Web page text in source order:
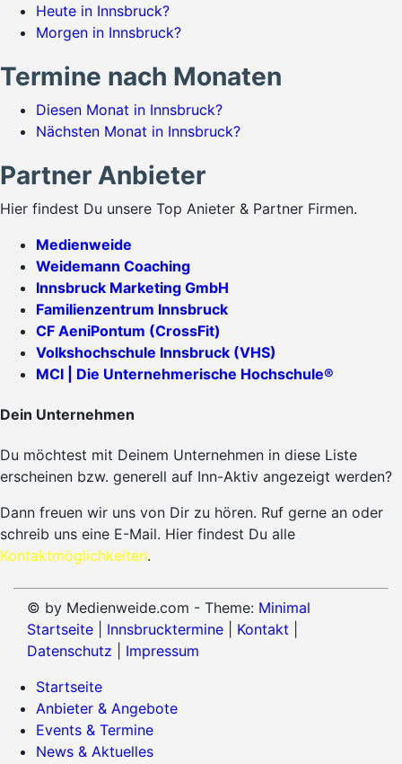
Heute in Innsbruck?
Morgen in Innsbruck?
Termine nach Monaten
Diesen Monat in Innsbruck?
Nächsten Monat in Innsbruck?
Partner Anbieter
Hier findest Du unsere Top Anieter & Partner Firmen.
Medienweide
Weidemann Coaching
Innsbruck Marketing GmbH
Familienzentrum Innsbruck
CF AeniPontum (CrossFit)
Volkshochschule Innsbruck (VHS)
MCI | Die Unternehmerische Hochschule®
Dein Unternehmen
Du möchtest mit Deinem Unternehmen in diese Liste
erscheinen bzw. generell auf Inn-Aktiv angezeigt werden?
Dann freuen wir uns von Dir zu hören. Ruf gerne an oder
schreib uns eine E-Mail. Hier findest Du alle
Kontaktmöglichkeiten.
© by Medienweide.com - Theme: Minimal
Startseite
Innsbrucktermine Kontakt
Datenschutz
Impressum
Startseite
Anbieter & Angebote
Events & Termine
News & Aktuelles